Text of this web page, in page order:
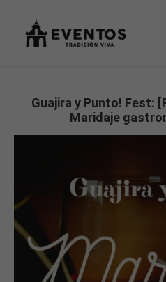
EVENTOS
TU PEDIDO
Guajira y Punto! Fest:
Maridaje